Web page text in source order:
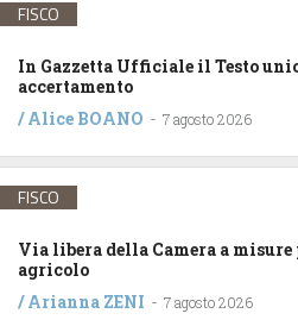
FISCO
In Gazzetta Ufficiale il Testo
accertamento
/Alice BOANO - 7 agosto 2026
FISCO
Via libera della Camera a
agricolo
/Arianna ZENI - 7 agosto 2026